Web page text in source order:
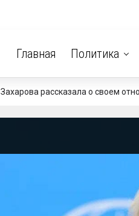
Главная Политика
Захарова рассказала о своем